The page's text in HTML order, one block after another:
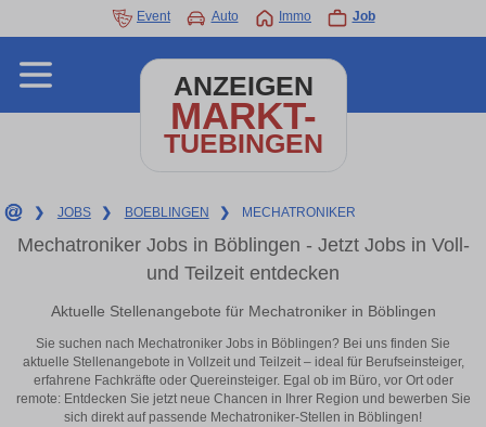
Event Auto Immo Job
ANZEIGEN
MARKT-
TUEBINGEN
❯ JOBS ❯ BOEBLINGEN ❯ MECHATRONIKER
Mechatroniker Jobs in Böblingen - Jetzt Jobs in Voll-
und Teilzeit entdecken
Aktuelle Stellenangebote für Mechatroniker in Böblingen
Sie suchen nach Mechatroniker Jobs in Böblingen? Bei uns finden Sie
aktuelle Stellenangebote in Vollzeit und Teilzeit – ideal für Berufseinsteiger,
erfahrene Fachkräfte oder Quereinsteiger. Egal ob im Büro, vor Ort oder
remote: Entdecken Sie jetzt neue Chancen in Ihrer Region und bewerben Sie
sich direkt auf passende Mechatroniker-Stellen in Böblingen!